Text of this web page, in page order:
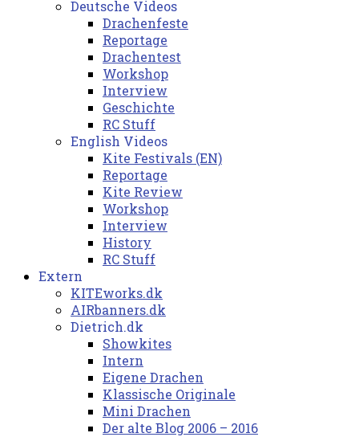
Deutsche Videos
Drachenfeste
Reportage
Drachentest
Workshop
Interview
Geschichte
RC Stuff
English Videos
Kite Festivals (EN)
Reportage
Kite Review
Workshop
Interview
History
RC Stuff
Extern
KITEworks.dk
AIRbanners.dk
Dietrich.dk
Showkites
Intern
Eigene Drachen
Klassische Originale
Mini Drachen
Der alte Blog 2006 – 2016